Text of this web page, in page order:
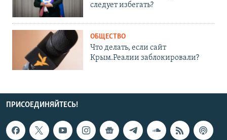
следует избегать?
ОБЩЕСТВО
Что делать, если сайт
Крым.Реалии заблокировали?
ПРИСОЕДИНЯЙТЕСЬ!